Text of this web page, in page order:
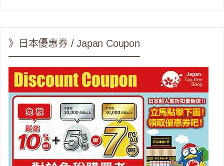
》日本優惠券 / Japan Coupon